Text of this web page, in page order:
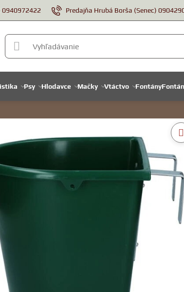
0940972422 Predajňa Hrubá Borša (Senec)
Psy Hlodavce Mačky Vtáctvo Fontány